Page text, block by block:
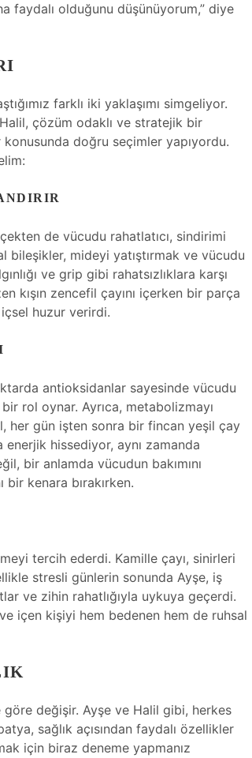
faydalı olduğunu düşünüyorum,” diye
farklı iki yaklaşımı simgeliyor.
çözüm odaklı ve stratejik bir
doğru seçimler yapıyordu.
de vücudu rahatlatıcı, sindirimi
bileşikler, mideyi yatıştırmak ve vücudu
ve grip gibi rahatsızlıklara karşı
kışın zencefil çayını içerken bir parça
huzur verirdi.
antioksidanlar sayesinde vücudu
rol oynar. Ayrıca, metabolizmayı
her gün işten sonra bir fincan yeşil çay
enerjik hissediyor, aynı zamanda
bir anlamda vücudun bakımını
kenara bırakırken.
tercih ederdi. Kamille çayı, sinirleri
stresli günlerin sonunda Ayşe, iş
ve zihin rahatlığıyla uykuya geçerdi.
içen kişiyi hem bedenen hem de ruhsal
göre değişir. Ayşe ve Halil gibi, herkes
sağlık açısından faydalı özellikler
için biraz deneme yapmanız